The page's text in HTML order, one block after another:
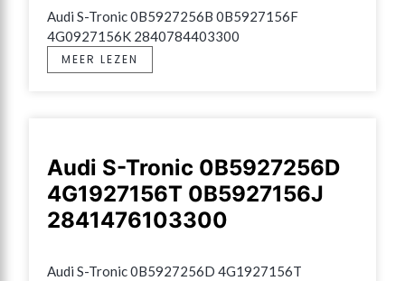
Audi S-Tronic 0B5927256B 0B5927156F
4G0927156K 2840784403300
MEER LEZEN
Audi S-Tronic 0B5927256D
4G1927156T 0B5927156J
2841476103300
Audi S-Tronic 0B5927256D 4G1927156T